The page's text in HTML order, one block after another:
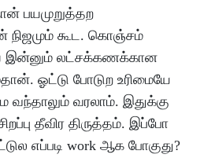
பயமுறுத்தற
நிஜமும் கூட. கொஞ்சம்
இன்னும் லட்சக்கணக்கான
ஓட்டு போடுற உரிமையே
வந்தாலும் வரலாம். இதுக்கு
தீவிர திருத்தம். இப்போ
எப்படி work ஆக போகுது?